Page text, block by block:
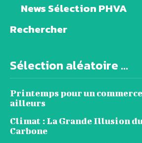
News Sélection PHVA
Rechercher
Sélection aléatoire ...
Printemps pour un
ailleurs
Climat : La Grande Illusion
Carbone